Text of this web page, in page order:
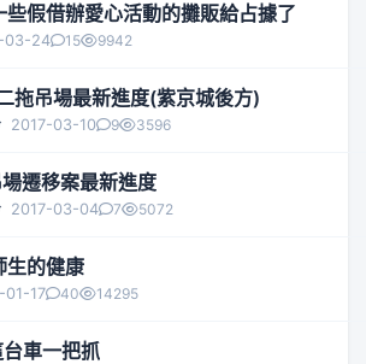
假借辦愛心活動的攤販給占據了
03-24 15 9942
拖吊場最新進度(紫京城後方)
2017-03-10 9 3596
遷移案最新進度
2017-03-04 7 5072
生的健康
01-17 40 14295
車一把抓